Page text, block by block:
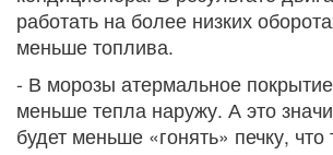
работать на более низких
меньше топлива.
- В морозы атермальное
меньше тепла наружу. А это
будет меньше «гонять» печку,